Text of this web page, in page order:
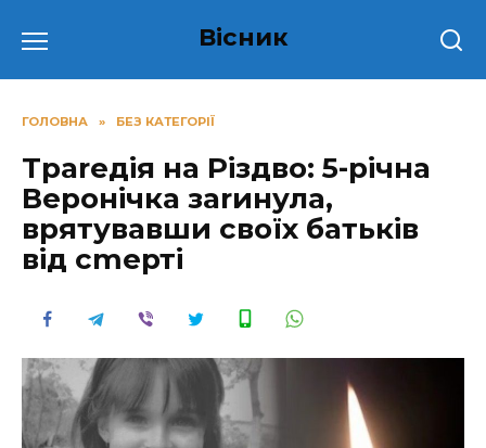
до
Вісник
ГОЛОВНА » БЕЗ КАТЕГОРІЇ
Траrедія на Різдво: 5-річна
Веронічка заrинула,
врятувавши своїх батьків
від сmерті